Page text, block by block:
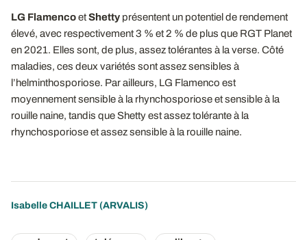
LG FlamencoetShetty présentent un potentiel de rendement
élevé, avec respectivement 3 % et 2 % de plus que RGT Planet
en 2021. Elles sont, de plus, assez tolérantes à la verse. Côté
maladies, ces deux variétés sont assez sensibles à
l’helminthosporiose. Par ailleurs, LG Flamenco est
moyennement sensible à la rhynchosporiose et sensible à la
rouille naine, tandis que Shetty est assez tolérante à la
rhynchosporiose et assez sensible à la rouille naine.
Isabelle CHAILLET (ARVALIS)